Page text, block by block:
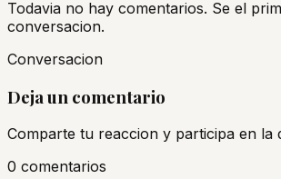
Todavia no hay comentarios. Se el
conversacion.
Conversacion
Deja un comentario
Comparte tu reaccion y participa en la
0 comentarios